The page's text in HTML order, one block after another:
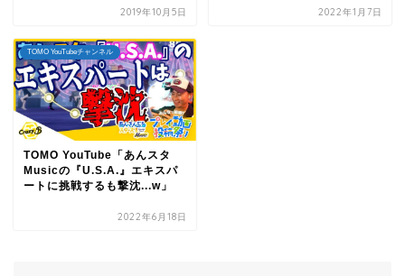
2019年10月5日 2022年1月7日
TOMO YouTubeチャンネル
TOMO YouTube「あんスタ
Musicの『U.S.A.』エキスパ
ートに挑戦するも撃沈...w」
2022年6月18日